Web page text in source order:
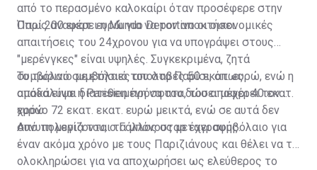
από το περασμένο καλοκαίρι όταν προσέφερε στην
Παρί 200 εκατ. ευρώ για να τον αποκτήσει.
Όπως αναφέρει η Mundo Deportivo οι οικονομικές
απαιτήσεις του 24χρονου για να υπογράψει στους
"μερένγκες" είναι υψηλές. Συγκεκριμένα, ζητά
συμβόλαιο με ετήσιες απολαβές 50 εκατ. ευρώ, ενώ η
ομάδα είναι διατεθειμένη να του δώσει μέχρι 40 εκατ.
ευρώ.
Το τωρινό συμβόλαιό του στο Παρίσι, όπως
αποκάλυψε η Parisien πρόσφατα, του αποφέρει τον
χρόνο 72 εκατ. εκατ. ευρώ μεικτά, ενώ σε αυτά δεν
συνυπολογίζονται τα μπόνους μεταγραφής.
Από τη μεριά του, ο Γάλλος σταρ έχει συμβόλαιο για
έναν ακόμα χρόνο με τους Παριζιάνους και θέλει να το
ολοκληρώσει για να αποχωρήσει ως ελεύθερος το